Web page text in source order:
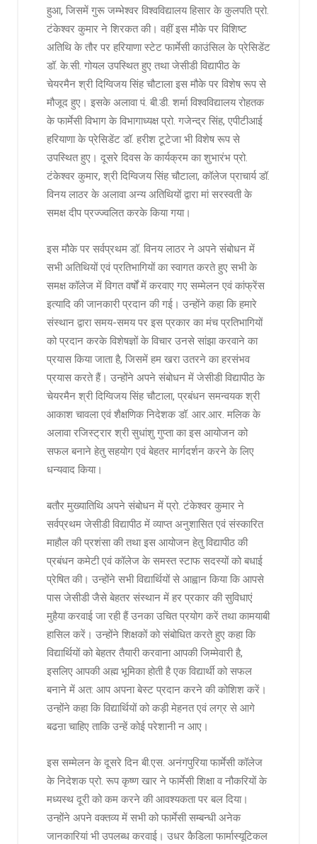
हुआ, जिसमें गुरू जम्भेश्वर विश्वविद्यालय हिसार के कुलपति प्रो.
टंकेश्वर कुमार ने शिरकत की। वहीं इस मौके पर विशिष्ट
अतिथि के तौर पर हरियाणा स्टेट फार्मेसी काउंसिल के प्रेसिडेंट
डॉ. के.सी. गोयल उपस्थित हुए तथा जेसीडी विद्यापीठ के
चेयरमैन श्री दिग्विजय सिंह चौटाला इस मौके पर विशेष रूप से
मौजूद हुए। इसके अलावा पं. बी.डी. शर्मा विश्वविद्यालय रोहतक
के फार्मेसी विभाग के विभागाध्यक्ष प्रो. गजेन्द्र सिंह, एपीटीआई
हरियाणा के प्रेसिडेंट डॉ. हरीश टूटेजा भी विशेष रूप से
उपस्थित हुए। दूसरे दिवस के कार्यक्रम का शुभारंभ प्रो.
टंकेश्वर कुमार, श्री दिग्विजय सिंह चौटाला, कॉलेज प्राचार्य डॉ.
विनय लाठर के अलावा अन्य अतिथियों द्वारा मां सरस्वती के
समक्ष दीप प्रज्ज्वलित करके किया गया।
इस मौके पर सर्वप्रथम डॉ. विनय लाठर ने अपने संबोधन में
सभी अतिथियों एवं प्रतिभागियों का स्वागत करते हुए सभी के
समक्ष कॉलेज में विगत वर्षों में करवाए गए सम्मेलन एवं कांफ्रेंस
इत्यादि की जानकारी प्रदान की गई। उन्होंने कहा कि हमारे
संस्थान द्वारा समय-समय पर इस प्रकार का मंच प्रतिभागियों
को प्रदान करके विशेषज्ञों के विचार उनसे सांझा करवाने का
प्रयास किया जाता है, जिसमें हम खरा उतरने का हरसंभव
प्रयास करते हैं। उन्होंने अपने संबोधन में जेसीडी विद्यापीठ के
चेयरमैन श्री दिग्विजय सिंह चौटाला, प्रबंधन समन्वयक श्री
आकाश चावला एवं शैक्षणिक निदेशक डॉ. आर.आर. मलिक के
अलावा रजिस्ट्रार श्री सुधांशु गुप्ता का इस आयोजन को
सफल बनाने हेतु सहयोग एवं बेहतर मार्गदर्शन करने के लिए
धन्यवाद किया।
बतौर मुख्यातिथि अपने संबोधन में प्रो. टंकेश्वर कुमार ने
सर्वप्रथम जेसीडी विद्यापीठ में व्याप्त अनुशासित एवं संस्कारित
माहौल की प्रशंसा की तथा इस आयोजन हेतु विद्यापीठ की
प्रबंधन कमेटी एवं कॉलेज के समस्त स्टाफ सदस्यों को बधाई
प्रेषित की। उन्होंने सभी विद्यार्थियों से आह्वान किया कि आपसे
पास जेसीडी जैसे बेहतर संस्थान में हर प्रकार की सुविधाएं
मुहैया करवाई जा रही हैं उनका उचित प्रयोग करें तथा कामयाबी
हासिल करें। उन्होंने शिक्षकों को संबोधित करते हुए कहा कि
विद्यार्थियों को बेहतर तैयारी करवाना आपकी जिम्मेवारी है,
इसलिए आपकी अह्म भूमिका होती है एक विद्यार्थी को सफल
बनाने में अत: आप अपना बेस्ट प्रदान करने की कोशिश करें।
उन्होंने कहा कि विद्यार्थियों को कड़ी मेहनत एवं लग्र से आगे
बढऩा चाहिए ताकि उन्हें कोई परेशानी न आए।
इस सम्मेलन के दूसरे दिन बी.एस. अनंगपुरिया फार्मेसी कॉलेज
के निदेशक प्रो. रूप कृष्ण खार ने फार्मेसी शिक्षा व नौकरियों के
मध्यस्थ दूरी को कम करने की आवश्यकता पर बल दिया।
उन्होंने अपने वक्तव्य में सभी को फार्मेसी सम्बन्धी अनेक
जानकारियां भी उपलब्ध करवाई। उधर कैडिला फार्मास्यूटिकल